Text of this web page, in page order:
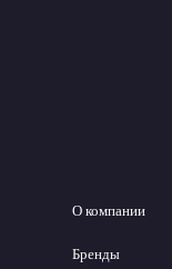
О компании
Бренды